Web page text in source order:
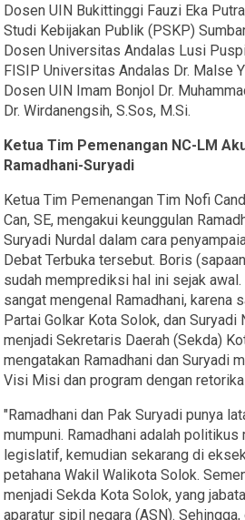
Dosen UIN Bukittinggi Fauzi Eka
Studi Kebijakan Publik (PSKP)
Dosen Universitas Andalas Lusi
FISIP Universitas Andalas Dr. Malse
Dosen UIN Imam Bonjol Dr.
Dr. Wirdanengsih, S.Sos, M.Si.
Ketua Tim Pemenangan NC-LM
Ramadhani-Suryadi
Ketua Tim Pemenangan Tim Nofi
Can, SE, mengakui keunggulan
Suryadi Nurdal dalam cara
Debat Terbuka tersebut. Boris
sudah memprediksi hal ini sejak
sangat mengenal Ramadhani, karena
Partai Golkar Kota Solok, dan Suryadi
menjadi Sekretaris Daerah (Sekda)
mengatakan Ramadhani dan Suryadi
Visi Misi dan program dengan
"Ramadhani dan Pak Suryadi punya
mumpuni. Ramadhani adalah
legislatif, kemudian sekarang di
petahana Wakil Walikota Solok.
menjadi Sekda Kota Solok, yang
aparatur sipil negara (ASN).